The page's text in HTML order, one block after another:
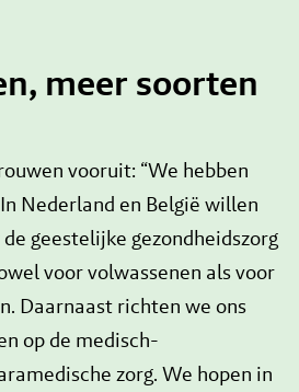
meer soorten
vooruit: “We hebben
Nederland en België willen
geestelijke gezondheidszorg
voor volwassenen als voor
Daarnaast richten we ons
op de medisch-
zorg. We hopen in